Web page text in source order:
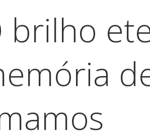
brilho